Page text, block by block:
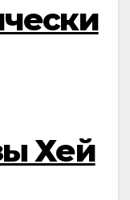
Хей